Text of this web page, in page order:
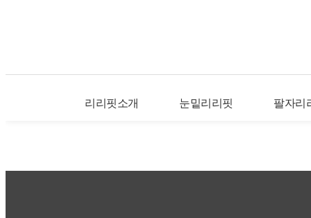
리리핏소개 눈밑리리핏 팔자리